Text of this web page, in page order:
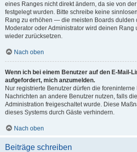
eines Ranges nicht direkt ändern, da sie von
festgelegt wurden. Bitte schreibe keine
Rang zu erhöhen — die meisten Boards dulden
Moderator oder Administrator wird deinen Rang
wieder zurücksetzen.
Nach oben
Wenn ich bei einem Benutzer auf den E-Mail-
aufgefordert, mich anzumelden.
Nur registrierte Benutzer dürfen die
Nachrichten an andere Benutzer nutzen, falls
Administration freigeschaltet wurde. Diese
dieses Systems durch Gäste verhindern.
Nach oben
Beiträge schreiben